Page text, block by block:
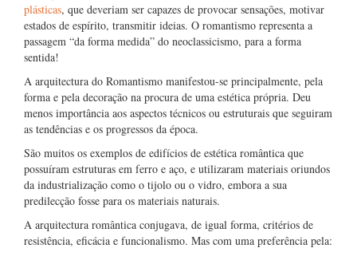
plásticas, que deveriam ser capazes de provocar sensações, motivar
estados de espírito, transmitir ideias. O romantismo representa a
passagem “da forma medida” do neoclassicismo, para a forma
sentida!
A arquitectura do Romantismo manifestou-se principalmente, pela
forma e pela decoração na procura de uma estética própria. Deu
menos importância aos aspectos técnicos ou estruturais que seguiram
as tendências e os progressos da época.
São muitos os exemplos de edifícios de estética romântica que
possuíram estruturas em ferro e aço, e utilizaram materiais oriundos
da industrialização como o tijolo ou o vidro, embora a sua
predilecção fosse para os materiais naturais.
A arquitectura romântica conjugava, de igual forma, critérios de
resistência, eficácia e funcionalismo. Mas com uma preferência pela: